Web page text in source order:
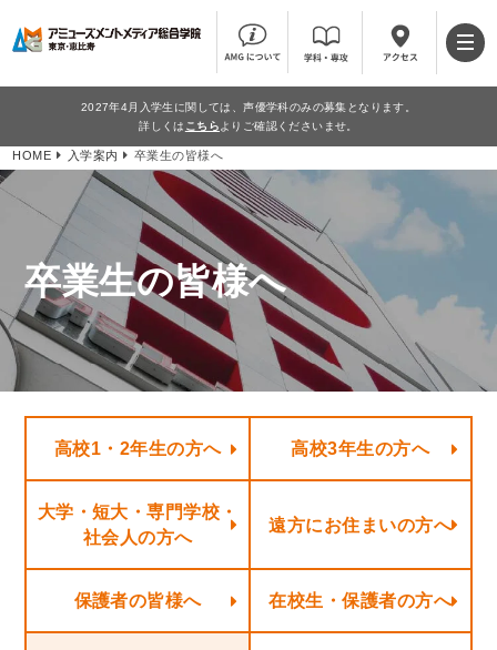
2027年4月入学生に関しては、声優学科のみの募集となります。
詳しくは こちら よりご確認くださいませ。
HOME 入学案内 卒業生の皆様へ
卒業生の皆様へ
高校1・2年生の方へ 高校3年生の方へ
大学・短大・専門学校・
社会人の方へ
遠方にお住まいの方へ
保護者の皆様へ 在校生・保護者の方へ